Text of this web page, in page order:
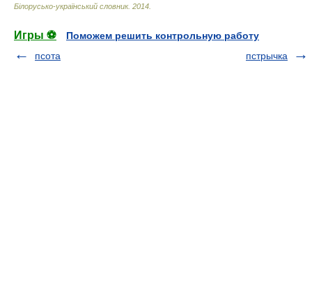
Білорусько-український словник. 2014
Игры ⚽
Поможем решить контрольную работу
псота
пстрычка